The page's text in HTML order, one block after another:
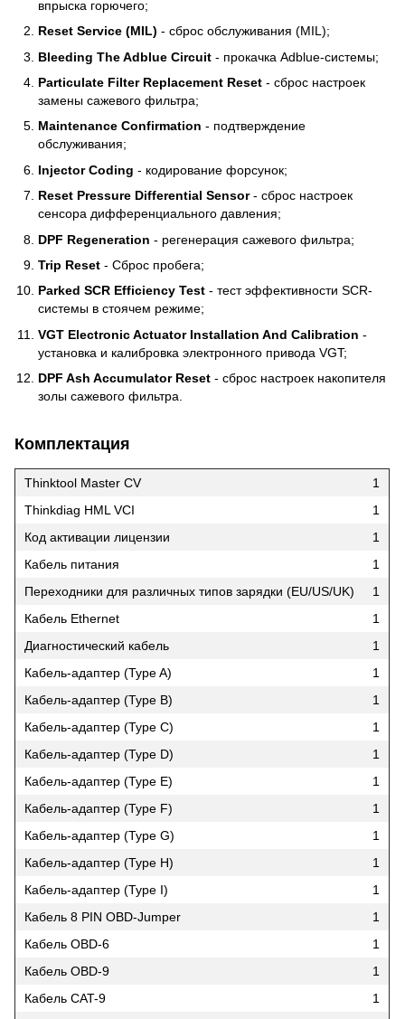
впрыска горючего;
Reset Service (MIL) - сброс обслуживания (MIL);
Bleeding The Adblue Circuit - прокачка Аdblue-системы;
Particulate Filter Replacement Reset - сброс настроек
замены сажевого фильтра;
Maintenance Confirmation - подтверждение
обслуживания;
Injector Coding - кодирование форсунок;
Reset Pressure Differential Sensor- сброс настроек
сенсора дифференциального давления;
DPF Regeneration - регенерация сажевого фильтра;
Trip Reset - Сброс пробега;
Parked SCR Efficiency Test - тест эффективности SCR-
системы в стоячем режиме;
VGT Electronic Actuator Installation And Calibration -
установка и калибровка электронного привода VGT;
DPF Ash Accumulator Reset - сброс настроек накопителя
золы сажевого фильтра.
Комплектация
Thinktool Master CV
1
Thinkdiag HML VCI
1
Код активации лицензии
1
Кабель питания
1
Переходники для различных типов зарядки (EU/US/UK)
1
Кабель Ethernet
1
Диагностический кабель
1
Кабель-адаптер (Type A)
1
Кабель-адаптер (Type B)
1
Кабель-адаптер (Type C)
1
Кабель-адаптер (Type D)
1
Кабель-адаптер (Type E)
1
Кабель-адаптер (Type F)
1
Кабель-адаптер (Type G)
1
Кабель-адаптер (Type H)
1
Кабель-адаптер (Type I)
1
Кабель 8 PIN OBD-Jumper
1
Кабель OBD-6
1
Кабель OBD-9
1
Кабель CAT-9
1